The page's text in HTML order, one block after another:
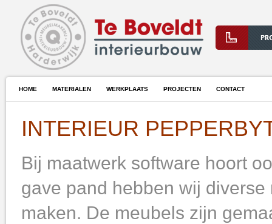
HOME MATERIALEN WERKPLAATS PROJECTEN CONTACT
INTERIEUR
Bij maatwerk software hoort
gave pand hebben wij
maken. De meubels zijn